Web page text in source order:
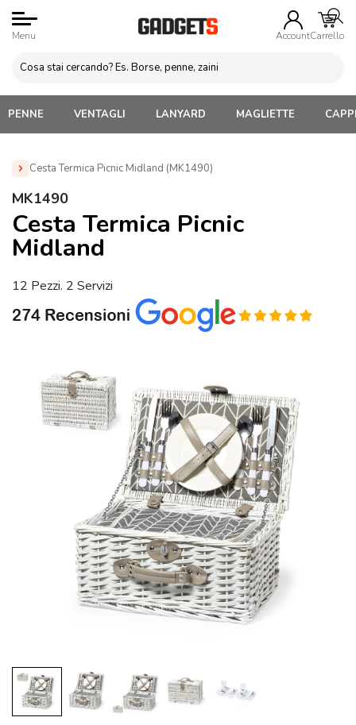
Menu AccountCarrello
PENNE VENTAGLI LANYARD MAGLIETTE
Cesta Termica Picnic Midland (MK1490)
Home »
MK1490
Cesta Termica Picnic
Midland
12 Pezzi. 2 Servizi